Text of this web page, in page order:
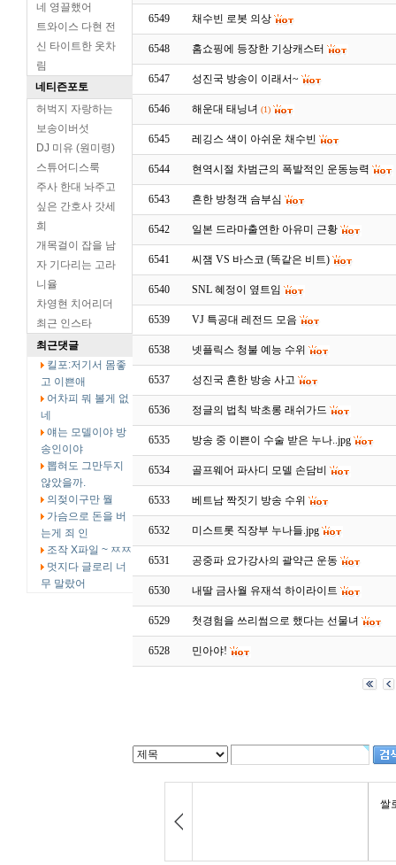
네 영끌했어
트와이스 다현 전
신 타이트한 옷차
림
네티즌포토
허벅지 자랑하는
보송이버섯
DJ 미유 (원미령)
스튜어디스룩
주사 한대 놔주고
싶은 간호사 갓세
희
개목걸이 잡을 남
자 기다리는 고라
니율
차영현 치어리더
최근 인스타
최근댓글
킬포:저기서 몸좋
고 이쁜애
어차피 뭐 볼게 없
네
얘는 모델이야 방
송인이야
뽑혀도 그만두지
않았을까.
의젖이구만 뭘
가슴으로 돈을 버
는게 죄 인
조작 X파일 ~ ㅉㅉ
멋지다 글로리 너
무 말랐어
6549 채수빈 로봇 의상
6548 홈쇼핑에 등장한 기상캐스터
6547 성진국 방송이 이래서~
6546 해운대 태닝녀 (1)
6545 레깅스 색이 아쉬운 채수빈
6544 현역시절 차범근의 폭발적인 운동능력
6543 흔한 방청객 슴부심
6542 일본 드라마출연한 아유미 근황
6541 씨잼 VS 바스코 (똑같은 비트)
6540 SNL 혜정이 옆트임
6539 VJ 특공대 레전드 모음
6538 넷플릭스 청불 예능 수위
6537 성진국 흔한 방송 사고
6536 정글의 법칙 박초롱 래쉬가드
6535 방송 중 이쁜이 수술 받은 누나..jpg
6534 골프웨어 파사디 모델 손담비
6533 베트남 짝짓기 방송 수위
6532 미스트롯 직장부 누나들.jpg
6531 공중파 요가강사의 괄약근 운동
6530 내딸 금사월 유재석 하이라이트
6529 첫경험을 쓰리썸으로 했다는 선물녀
6528 민아야!